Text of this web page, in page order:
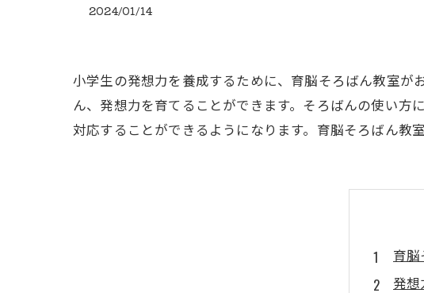
2024/01/14
小学生の発想力を養成するために、育脳そろばん教室が
ん、発想力を育てることができます。そろばんの使い方
対応することができるようになります。育脳そろばん教
育
発想